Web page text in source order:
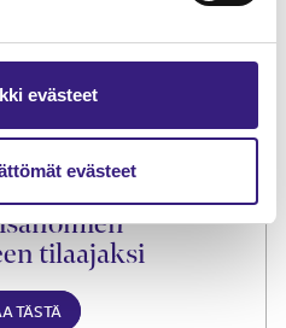
evästeet
evästeet
TÄSTÄ
tilaajaksi
TÄSTÄ